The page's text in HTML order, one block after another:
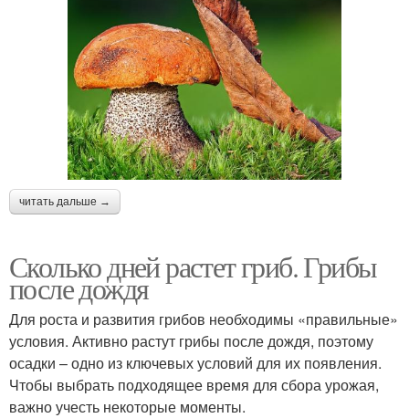
читать дальше →
Сколько дней растет гриб. Грибы
после дождя
Для роста и развития грибов необходимы «правильные»
условия. Активно растут грибы после дождя, поэтому
осадки – одно из ключевых условий для их появления.
Чтобы выбрать подходящее время для сбора урожая,
важно учесть некоторые моменты.